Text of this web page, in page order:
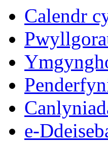
Calendr
e-